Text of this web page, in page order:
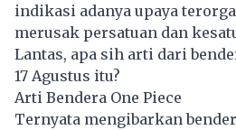
indikasi adanya upaya
merusak persatuan dan
Lantas, apa sih arti dari
17 Agustus itu?
Arti Bendera One Piece
Ternyata mengibarkan